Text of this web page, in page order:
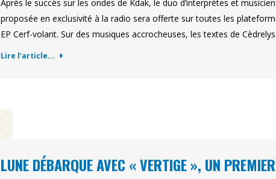
Après le succès sur les ondes de Kdak, le duo d’interprètes et
proposée en exclusivité à la radio sera offerte sur toutes les
EP Cerf-volant. Sur des musiques accrocheuses, les textes de
Lire l'article...
LUNE DÉBARQUE AVEC « VERTIGE », UN